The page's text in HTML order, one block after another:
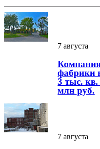
7 августа
фабрики
3 тыс.
млн руб.
7 августа